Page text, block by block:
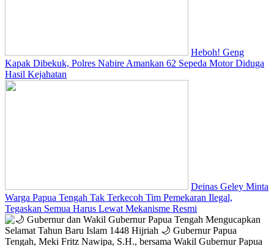
Heboh! Geng
Kapak Dibekuk, Polres Nabire Amankan 62 Sepeda Motor Diduga
Hasil Kejahatan
Deinas Geley Minta
Warga Papua Tengah Tak Terkecoh Tim Pemekaran Ilegal,
Tegaskan Semua Harus Lewat Mekanisme Resmi